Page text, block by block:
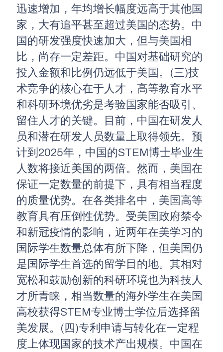
迅速增加，年均增长幅度远高于其他国
家，大有追平甚至超过美国的态势。中
国的研发强度快速加大，但与美国相
比，尚存一定差距。中国对基础研究的
投入金额和比例仍远低于美国。(三)技
术竞争的核心在于人才，高等教育水平
和科研环境优劣是考验国家能否吸引、
留住人才的关键。目前，中国在研发人
员和潜在研发人员数量上取得领先。预
计到2025年，中国的STEM博士毕业生
人数将接近美国的两倍。然而，美国在
保证一定数量的前提下，具有相当程度
的质量优势。在各类排名中，美国高等
教育具有压倒性优势。受美国政府禁令
和新冠疫情的影响，近两年在美学习的
国际学生数量总体有所下降，但美国仍
是国际学生首选的留学目的地。其相对
宽松和鼓励创新的科研环境也为科技人
才所青睐，相当数量的海外学生在美国
高校获得STEM专业博士学位后选择留
美发展。(四)专利申请与转化在一定程
度上体现国家的技术产出规模。中国在